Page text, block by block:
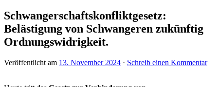
Schwangerschaftskonfliktgesetz:
Belästigung von Schwangeren zukünftig
Ordnungswidrigkeit.
Veröffentlicht am 13. November 2024 · Schreib einen Kommentar